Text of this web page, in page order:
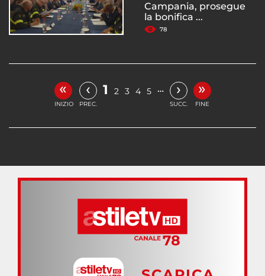
Campania, prosegue
la bonifica ...
78
«
INIZIO
‹
PREC.
1 2 3 4 5 … ›
SUCC.
»
FINE